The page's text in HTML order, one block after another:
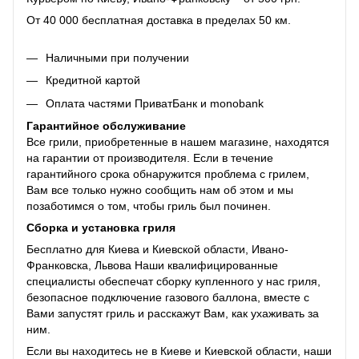
От 40 000 бесплатная доставка в пределах 50 км.
Наличными при получении
Кредитной картой
Оплата частями ПриватБанк и monobank
Гарантийное обслуживание
Все грили, приобретенные в нашем магазине, находятся
на гарантии от производителя. Если в течение
гарантийного срока обнаружится проблема с грилем,
Вам все только нужно сообщить нам об этом и мы
позаботимся о том, чтобы гриль был починен.
Сборка и установка гриля
Бесплатно для Киева и Киевской области, Ивано-
Франковска, Львова Наши квалифицированные
специалисты обеспечат сборку купленного у нас гриля,
безопасное подключение газового баллона, вместе с
Вами запустят гриль и расскажут Вам, как ухаживать за
ним.
Если вы находитесь не в Киеве и Киевской области, наши